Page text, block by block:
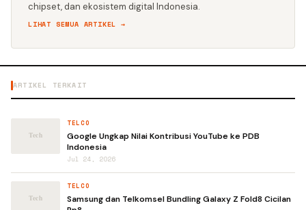
chipset, dan ekosistem digital Indonesia.
LIHAT SEMUA ARTIKEL →
ARTIKEL TERKAIT
TELCO
Google Ungkap Nilai Kontribusi YouTube ke PDB
Indonesia
Jul 24, 2026
TELCO
Samsung dan Telkomsel Bundling Galaxy Z Fold8 Cicilan